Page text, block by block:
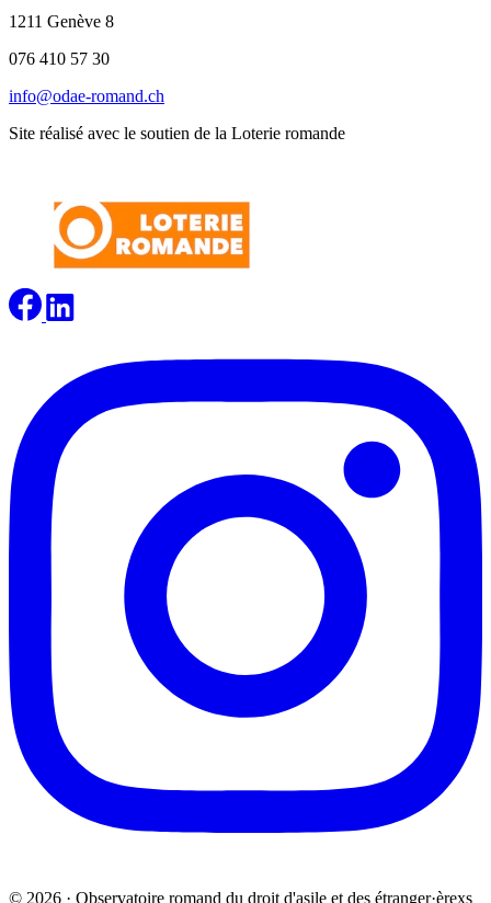
1211 Genève 8
076 410 57 30
info@odae-romand.ch
Site réalisé avec le soutien de la Loterie romande
© 2026 · Observatoire romand du droit d'asile et des étranger·èrexs